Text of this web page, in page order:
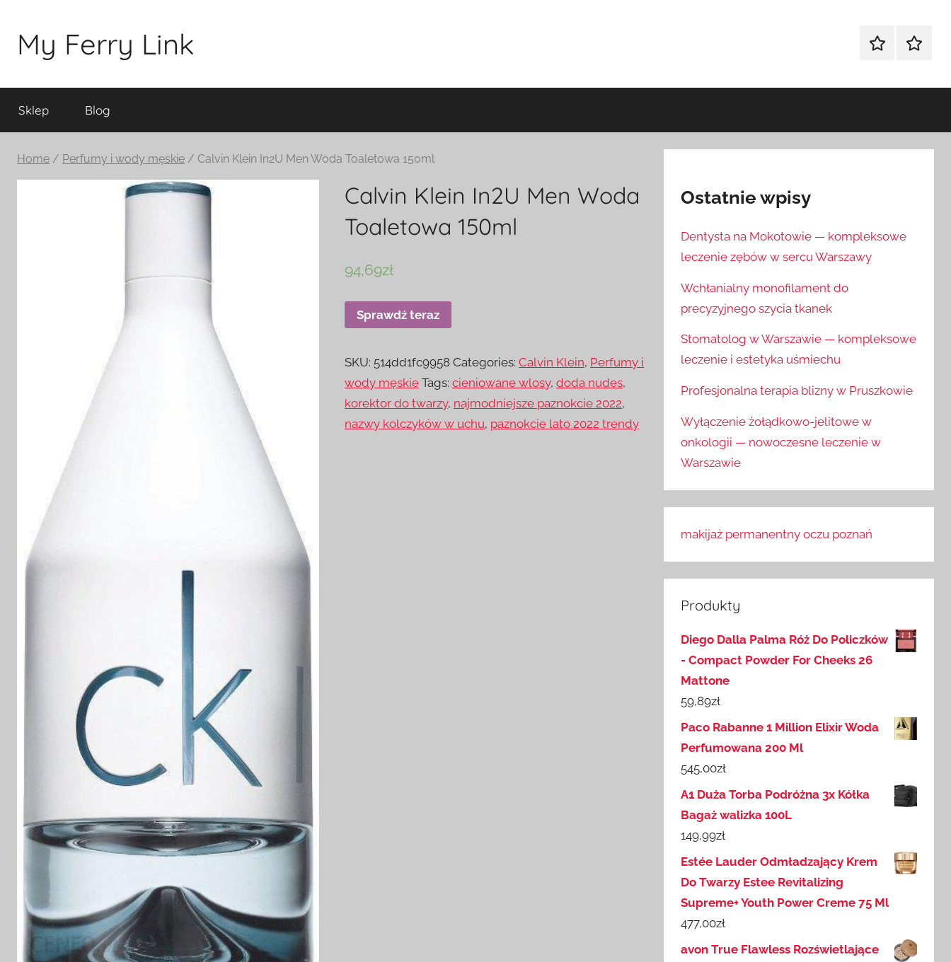
treściMy Ferry Link Sklep Blog
Sklep Blog
Home / Perfumy i wody męskie / Calvin Klein In2U Men Woda Toaletowa 150ml
Calvin Klein In2U Men Woda
Toaletowa 150ml
94,69zł
Sprawdź teraz
SKU: 514dd1fc9958 Categories:Calvin Klein, Perfumy i
wody męskie Tags:cieniowane wlosy,doda nudes,
korektor do twarzy, najmodniejsze paznokcie 2022,
nazwy kolczyków w uchu, paznokcie lato 2022 trendy
Ostatnie wpisy
Dentysta na Mokotowie — kompleksowe
leczenie zębów w sercu Warszawy
Wchłanialny monofilament do
precyzyjnego szycia tkanek
Stomatolog w Warszawie — kompleksowe
leczenie i estetyka uśmiechu
Profesjonalna terapia blizny w Pruszkowie
Wyłączenie żołądkowo-jelitowe w
onkologii — nowoczesne leczenie w
Warszawie
makijaż permanentny oczu poznań
Produkty
Diego Dalla Palma Róż Do Policzków
- Compact Powder For Cheeks 26
Mattone
59,89zł
Paco Rabanne 1 Million Elixir Woda
Perfumowana 200 Ml
545,00zł
A1 Duża Torba Podróżna 3x Kółka
Bagaż walizka 100L
149,99zł
Estée Lauder Odmładzający Krem
Do Twarzy Estee Revitalizing
Supreme+ Youth Power Creme 75 Ml
477,00zł
avon True Flawless Rozświetlające